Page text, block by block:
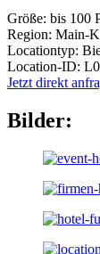
Größe: bis 100
Region: Main-
Locationtyp:
Location-ID:
Jetzt direkt
Bilder: